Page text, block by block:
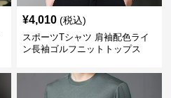
¥4,010 (税込)
スポーツTシャツ 肩袖配色ライ
ン長袖ゴルフニットトップス